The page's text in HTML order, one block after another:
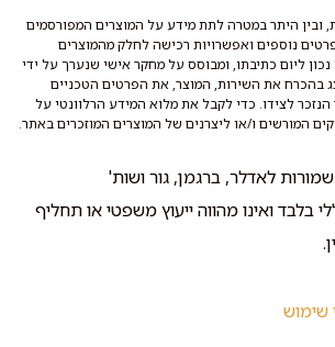
ובין היתר במטרה לתת מידע על המוצרים המפורסמים
נוספים ואפשרויות רכישה לחלק מהמוצרים
נכון ליום כתיבתו, ומבוסס על מחקר אישי שנערך על ידי
בהכרח את השירות, המוצר, את הפרטים הטכניים
לצידו. כדי לקבל את מלוא המידע הרלוונטי על
המורשים ו/או ליצרנים של המוצרים המוזכרים באתר.
בלבד ואינו מהווה ייעוץ משפטי או תחליף
שימוש